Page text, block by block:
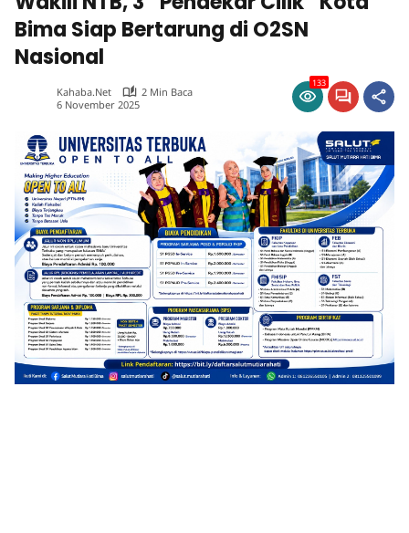
Bima Siap Bertarung di O2SN
Nasional
Kahaba.net
2 Min Baca
6 November 2025
133